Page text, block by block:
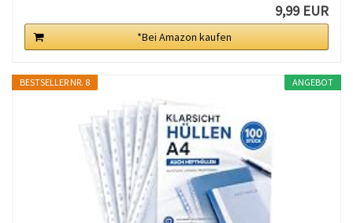
9,99 EUR
*Bei Amazon kaufen
ANGEBOT
BESTSELLER NR. 8